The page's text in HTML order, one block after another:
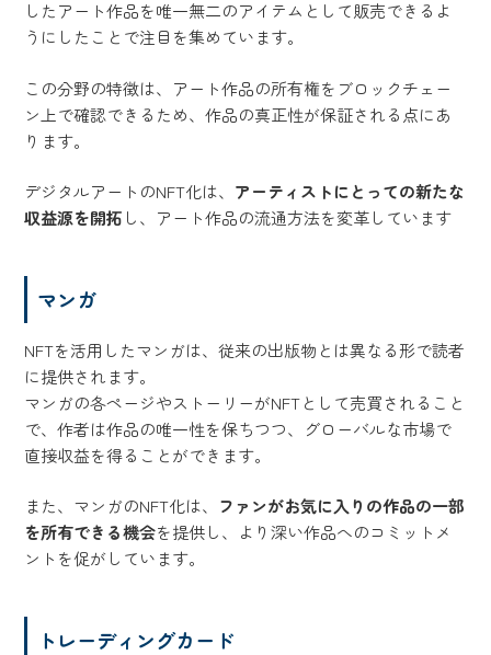
したアート作品を唯一無二のアイテムとして販売できるよ
うにしたことで注目を集めています。
この分野の特徴は、アート作品の所有権をブロックチェー
ン上で確認できるため、作品の真正性が保証される点にあ
ります。
デジタルアートのNFT化は、 アーティストにとっての新たな
収益源を開拓 し、アート作品の流通方法を変革しています
マンガ
NFTを活用したマンガは、従来の出版物とは異なる形で読者
に提供されます。
マンガの各ページやストーリーがNFTとして売買されること
で、作者は作品の唯一性を保ちつつ、グローバルな市場で
直接収益を得ることができます。
また、マンガのNFT化は、 ファンがお気に入りの作品の一部
を所有できる機会を提供し、より深い作品へのコミットメ
ントを促がしています。
トレーディングカード